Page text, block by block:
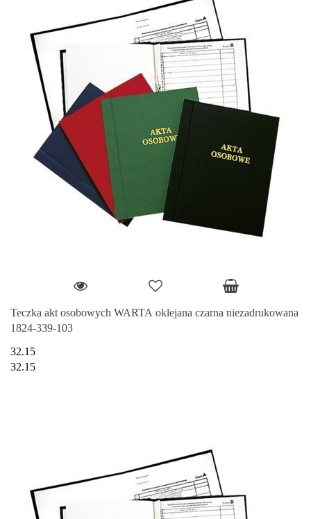
Teczka akt osobowych WARTA oklejana czarna niezadrukowana
1824-339-103
32.15
32.15